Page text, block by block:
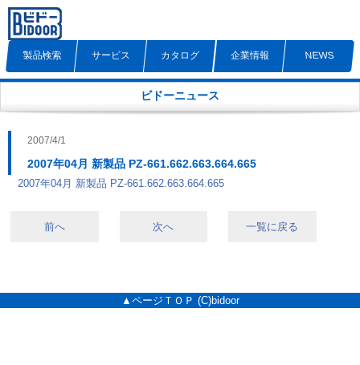
製品検索 サービス カタログ 企業情報 NEWS
ビドーニュース
2007/4/1
2007年04月 新製品 PZ-661.662.663.664.665
2007年04月 新製品 PZ-661.662.663.664.665
前へ 次へ 一覧に戻る
▲ページＴＯＰ (C)bidoor